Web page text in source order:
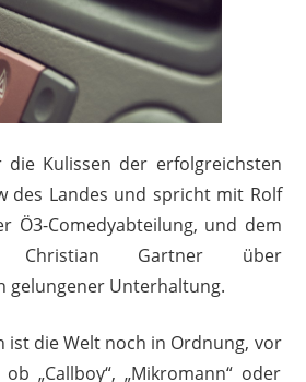
die Kulissen der erfolgreichsten
des Landes und spricht mit Rolf
Ö3-Comedyabteilung, und dem
Christian Gartner über
gelungener Unterhaltung.
ist die Welt noch in Ordnung, vor
„Callboy“, „Mikromann“ oder